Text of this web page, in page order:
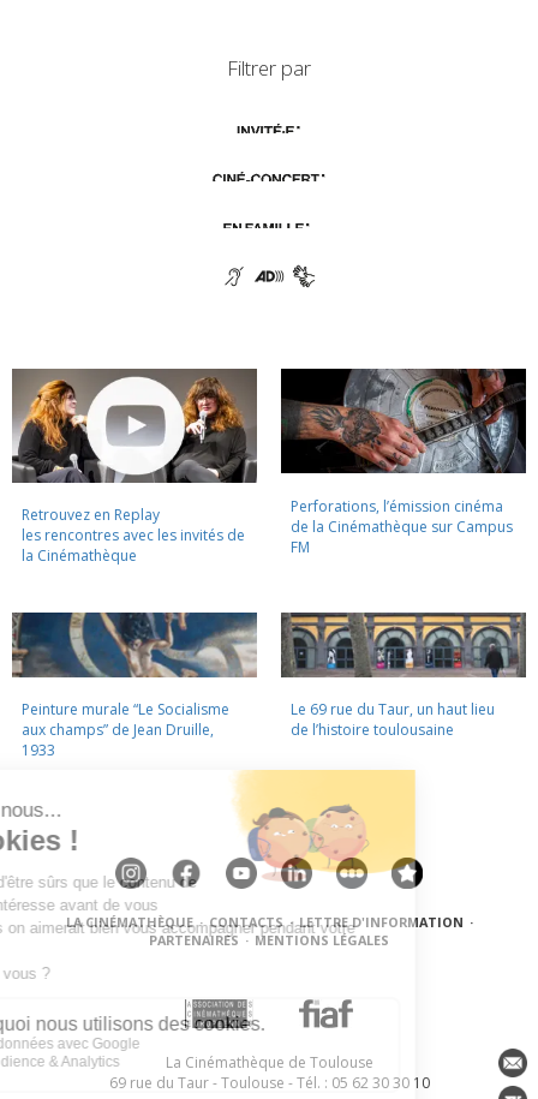
Filtrer par
Retrouvez en Replay
les rencontres avec les invités de
la Cinémathèque
Perforations, l’émission cinéma
de la Cinémathèque sur Campus
FM
Peinture murale “Le Socialisme
aux champs” de Jean Druille,
1933
Le 69 rue du Taur, un haut lieu
de l’histoire toulousaine
LA CINÉMATHÈQUE · CONTACTS · LETTRE D'INFORMATION ·
PARTENAIRES · MENTIONS LÉGALES
La Cinémathèque de Toulouse
69 rue du Taur - Toulouse - Tél. : 05 62 30 30 10